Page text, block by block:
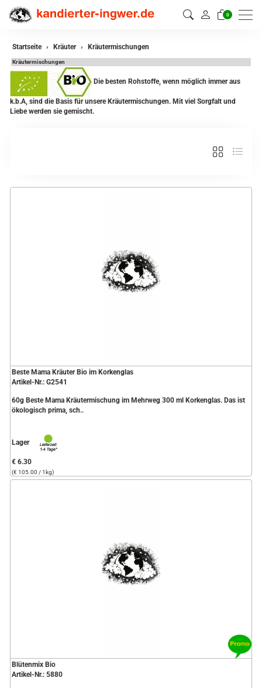
0
zurück
Kräuter
Kräutermischungen
Startseite Kräuter Kräutermischungen
Kräutermischungen
Die besten Rohstoffe, wenn möglich immer aus
k.b.A, sind die Basis für unsere Kräutermischungen. Mit viel Sorgfalt und
Liebe werden sie gemischt.
Beste Mama Kräuter Bio im Korkenglas
Artikel-Nr.: G2541
60g Beste Mama Kräutermischung im Mehrweg 300 ml Korkenglas. Das ist
ökologisch prima, sch..
Lager
€ 6.30
(€ 105.00 / 1kg)
Blütenmix Bio
Artikel-Nr.: 5880